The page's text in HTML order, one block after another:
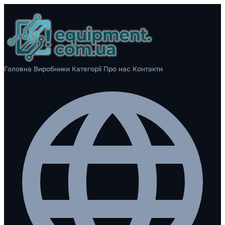
Головна Виробники Категорії Про нас Контакти